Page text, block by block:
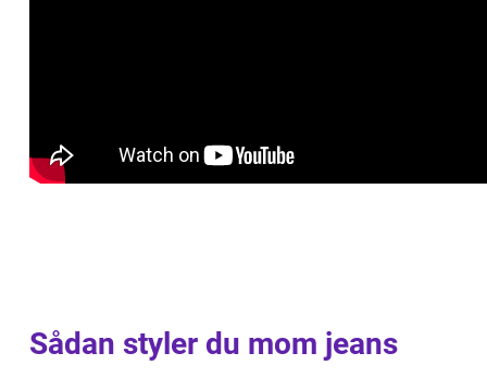
Sådan styler du mom jeans